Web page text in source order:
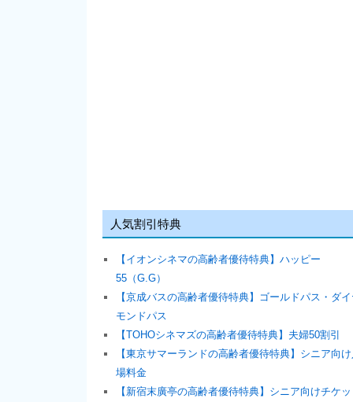
人気割引特典
【イオンシネマの高齢者優待特典】ハッピー
55（G.G）
【京成バスの高齢者優待特典】ゴールドパス・ダイ
モンドパス
【TOHOシネマズの高齢者優待特典】夫婦50割引
【東京サマーランドの高齢者優待特典】シニア向け
場料金
【新宿末廣亭の高齢者優待特典】シニア向けチケッ